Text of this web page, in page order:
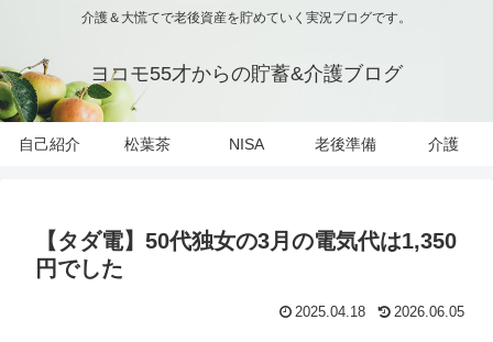
介護＆大慌てで老後資産を貯めていく実況ブログです。
ヨコモ55才からの貯蓄&介護ブログ
自己紹介 松葉茶 NISA 老後準備 介護
【タダ電】50代独女の3月の電気代は1,350
円でした
2025.04.18 2026.06.05